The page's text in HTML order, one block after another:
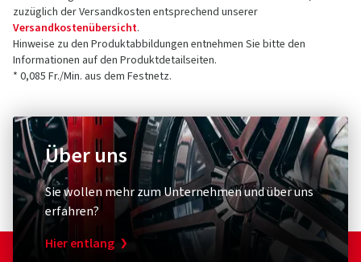
zuzüglich der Versandkosten entsprechend unserer
Versandkostenübersicht.
Hinweise zu den Produktabbildungen entnehmen Sie bitte den
Informationen auf den Produktdetailseiten.
* 0,085 Fr./Min. aus dem Festnetz.
Über uns
Sie wollen mehr zum Unternehmen und über uns
erfahren?
Hier entlang